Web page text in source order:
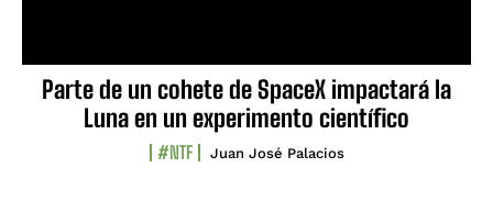
Parte de un cohete de SpaceX impactará la
Luna en un experimento científico
#NTF Juan José Palacios